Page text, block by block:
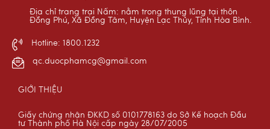
Địa chỉ trang trại Nấm: nằm trong thung lũng tại thôn
Đồng Phú, Xã Đồng Tâm, Huyện Lạc Thủy, Tỉnh Hòa Bình.
Hotline: 1800.1232
qc.duocphamcg@gmail.com
GIỚI THIỆU
Giấy chứng nhận ĐKKD số 0101778163 do Sở Kế hoạch Đầu
tư Thành phố Hà Nội cấp ngày 28/07/2005